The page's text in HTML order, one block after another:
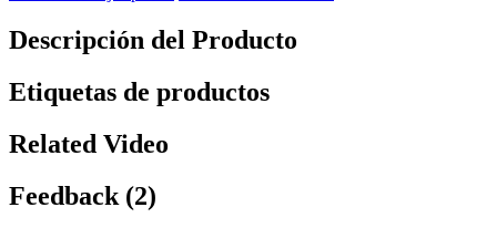
Descripción del Producto
Etiquetas de productos
Related Video
Feedback (2)